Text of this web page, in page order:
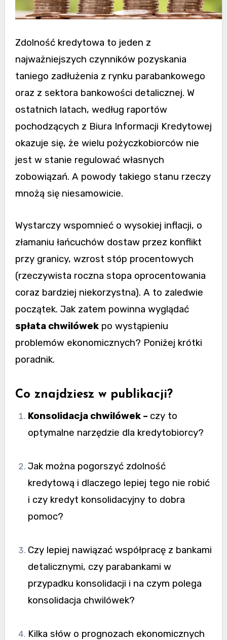
Zdolność kredytowa to jeden z
najważniejszych czynników pozyskania
taniego zadłużenia z rynku parabankowego
oraz z sektora bankowości detalicznej. W
ostatnich latach, według raportów
pochodzących z Biura Informacji Kredytowej
okazuje się, że wielu pożyczkobiorców nie
jest w stanie regulować własnych
zobowiązań. A powody takiego stanu rzeczy
mnożą się niesamowicie.
Wystarczy wspomnieć o wysokiej inflacji, o
złamaniu łańcuchów dostaw przez konflikt
przy granicy, wzrost stóp procentowych
(rzeczywista roczna stopa oprocentowania
coraz bardziej niekorzystna). A to zaledwie
początek. Jak zatem powinna wyglądać
spłata chwilówekpo wystąpieniu
problemów ekonomicznych? Poniżej krótki
poradnik.
Co znajdziesz w publikacji?
Konsolidacja chwilówek – czy to
optymalne narzędzie dla kredytobiorcy?
Jak można pogorszyć zdolność
kredytową i dlaczego lepiej tego nie robić
i czy kredyt konsolidacyjny to dobra
pomoc?
Czy lepiej nawiązać współpracę z bankami
detalicznymi, czy parabankami w
przypadku konsolidacji i na czym polega
konsolidacja chwilówek?
Kilka słów o prognozach ekonomicznych